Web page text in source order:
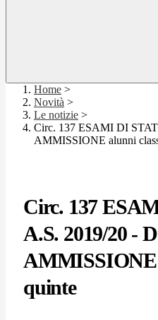
Home >
Novità >
Le notizie >
Circ. 137 ESAMI DI
AMMISSIONE alunni
Circ. 137
A.S. 2019/20 -
AMMISSIONE
quinte